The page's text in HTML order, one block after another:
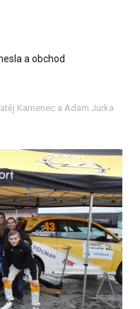
Kamenec a Adam Jurka